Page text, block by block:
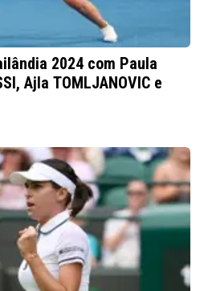
2024 com Paula
e